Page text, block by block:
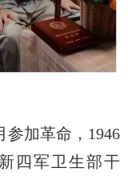
参加革命， 1946
四军卫生部干